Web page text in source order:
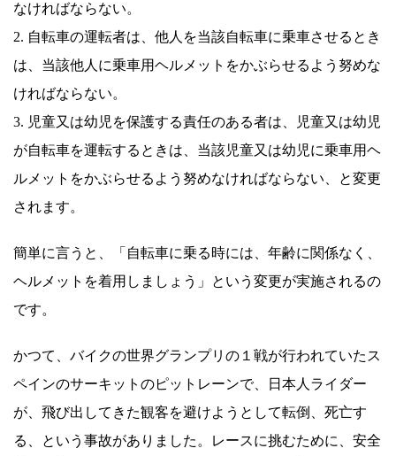
なければならない。
2. 自転車の運転者は、他人を当該自転車に乗車させるとき
は、当該他人に乗車用ヘルメットをかぶらせるよう努めな
ければならない。
3. 児童又は幼児を保護する責任のある者は、児童又は幼児
が自転車を運転するときは、当該児童又は幼児に乗車用ヘ
ルメットをかぶらせるよう努めなければならない、と変更
されます。
簡単に言うと、「自転車に乗る時には、年齢に関係なく、
ヘルメットを着用しましょう」という変更が実施されるの
です。
かつて、バイクの世界グランプリの１戦が行われていたス
ペインのサーキットのピットレーンで、日本人ライダー
が、飛び出してきた観客を避けようとして転倒、死亡す
る、という事故がありました。レースに挑むために、安全